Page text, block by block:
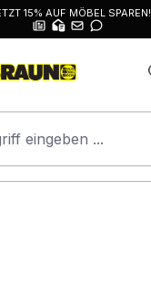
15% AUF MÖBEL SPAREN!